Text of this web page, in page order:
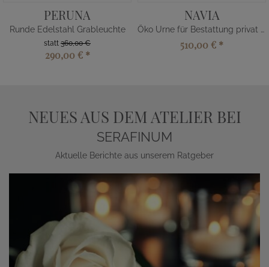
PERUNA
Runde Edelstahl Grableuchte
statt 360,00 €
290,00 € *
NAVIA
Öko Urne für Bestattung privat kaufen
510,00 € *
NEUES AUS DEM ATELIER BEI
SERAFINUM
Aktuelle Berichte aus unserem Ratgeber